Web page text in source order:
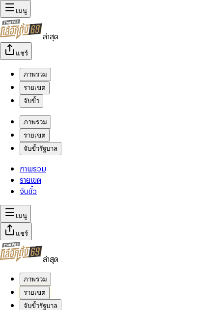
เมนู
ล่าสุด
แชร์
ภาพรวม
รายเขต
จับขั้ว
ภาพรวม
รายเขต
จับขั้วรัฐบาล
ภาพรวม
รายเขต
จับขั้ว
เมนู
แชร์
ล่าสุด
ภาพรวม
รายเขต
จับขั้วรัฐบาล